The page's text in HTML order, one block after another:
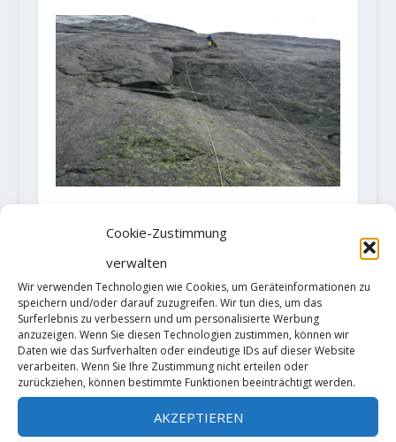
Cookie-Zustimmung
verwalten
Wir verwenden Technologien wie Cookies, um Geräteinformationen zu
speichern und/oder darauf zuzugreifen. Wir tun dies, um das
Surferlebnis zu verbessern und um personalisierte Werbung
anzuzeigen. Wenn Sie diesen Technologien zustimmen, können wir
Daten wie das Surfverhalten oder eindeutige IDs auf dieser Website
verarbeiten. Wenn Sie Ihre Zustimmung nicht erteilen oder
zurückziehen, können bestimmte Funktionen beeinträchtigt werden.
AKZEPTIEREN
Saga - Klettern am Hægefjell